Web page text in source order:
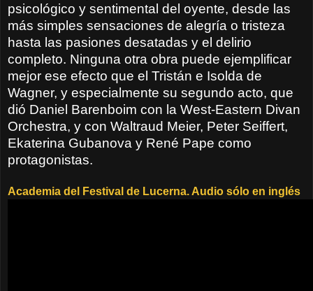
psicológico y sentimental del oyente, desde las
más simples sensaciones de alegría o tristeza
hasta las pasiones desatadas y el delirio
completo. Ninguna otra obra puede ejemplificar
mejor ese efecto que el Tristán e Isolda de
Wagner, y especialmente su segundo acto, que
dió Daniel Barenboim con la West-Eastern Divan
Orchestra, y con Waltraud Meier, Peter Seiffert,
Ekaterina Gubanova y René Pape como
protagonistas.
Academia del Festival de Lucerna. Audio sólo en inglés